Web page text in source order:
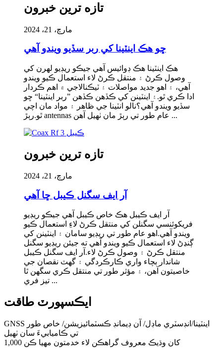
تازه ترين خبرون
مارچ، 21، 2024
ڇو هڪ اينٽينا کي ربر سڏيو ويندو آهي
هڪ اينٽينا هڪ ​​ڊوائيس آهي جيڪو ريڊيو لهرن کي
وصول ڪرڻ ۽ منتقل ڪرڻ لاء استعمال ڪيو ويندو
آهي، ۽ اهو جديد مواصلات ۽ ٽيڪنالاجي ۾ اهم ڪردار
ادا ڪري ٿو.۽ اينٽينن کي ڪڏهن ڪڏهن ”ربر اينٽينا“ ڇو
سڏيو ويندو آهي؟نالو انٽينا جي ظاهر ۽ مواد مان اچي
ٿو.رٻڙ antennas عام طور تي رٻڙ مان ٺهيل آهن ...
تازه ترين خبرون
مارچ، 21، 2024
آر ايف سگنل ڪيبل ڇا آهي
آر ايف ڪيبل هڪ خاص ڪيبل آهي جيڪو ريڊيو
فریکوئنسي سگنلن کي منتقل ڪرڻ لاءِ استعمال ڪيو
ويندو آهي.اهو عام طور تي ريڊيو سامان ۽ اينٽينن کي
ڳنڍڻ لاء استعمال ڪيو ويندو آهي ته جيئن ريڊيو سگنل
منتقل ڪرڻ ۽ وصول ڪرڻ لاء.آر ايف سگنل ڪيبل
شاندار بچاء واري ڪارڪردگي ۽ گھٽ نقصان جي
خاصيتون آهن، ۽ مؤثر طور تي منتقل ڪري سگھن ٿا
تيز فري ...
ايڪسپورٽ طاقت
GNSS اينٽينا/انڊسٽري ماڊل/ آن ڊيمانڊ ڪسٽمائيزيشن/ خاص طور
تي ڪاميابيءَ سان ٺهيل
1,000 کان وڌيڪ معروف گراهڪن لاء خدمتون مهيا ڪن